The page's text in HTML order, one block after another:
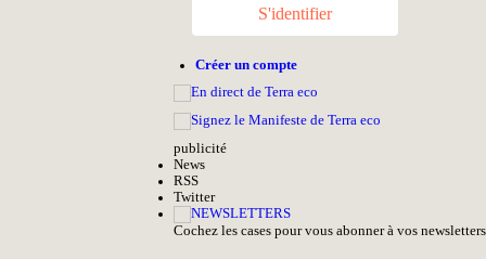
S'identifier
Créer un compte
publicité
News
RSS
Twitter
Cochez les cases pour vous abonner à vos newsletters